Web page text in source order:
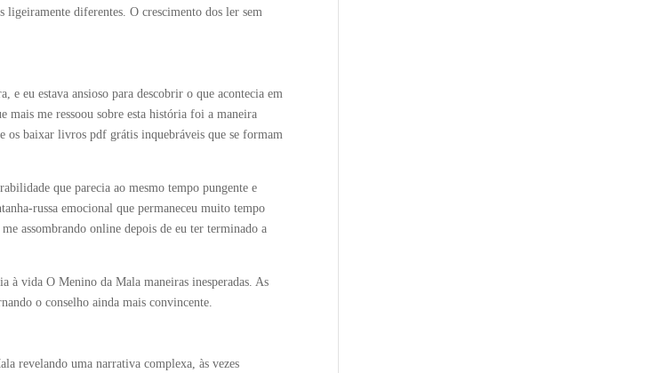
ligeiramente diferentes. O crescimento dos ler sem
e eu estava ansioso para descobrir o que acontecia em
mais me ressoou sobre esta história foi a maneira
os baixar livros pdf grátis inquebráveis que se formam
que parecia ao mesmo tempo pungente e
russa emocional que permaneceu muito tempo
assombrando online depois de eu ter terminado a
vida O Menino da Mala maneiras inesperadas. As
o conselho ainda mais convincente.
revelando uma narrativa complexa, às vezes